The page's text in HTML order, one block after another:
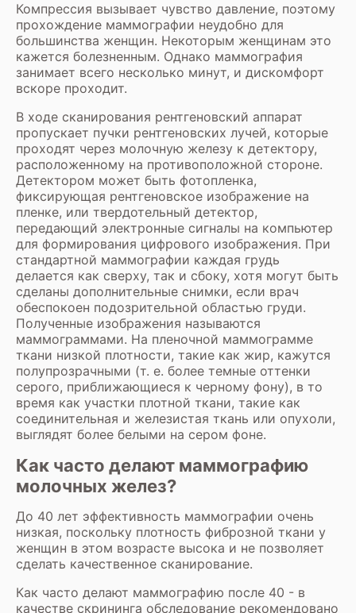
Компрессия вызывает чувство давление, поэтому
прохождение маммографии неудобно для
большинства женщин. Некоторым женщинам это
кажется болезненным. Однако маммография
занимает всего несколько минут, и дискомфорт
вскоре проходит.
В ходе сканирования рентгеновский аппарат
пропускает пучки рентгеновских лучей, которые
проходят через молочную железу к детектору,
расположенному на противоположной стороне.
Детектором может быть фотопленка,
фиксирующая рентгеновское изображение на
пленке, или твердотельный детектор,
передающий электронные сигналы на компьютер
для формирования цифрового изображения. При
стандартной маммографии каждая грудь
делается как сверху, так и сбоку, хотя могут быть
сделаны дополнительные снимки, если врач
обеспокоен подозрительной областью груди.
Полученные изображения называются
маммограммами. На пленочной маммограмме
ткани низкой плотности, такие как жир, кажутся
полупрозрачными (т. е. более темные оттенки
серого, приближающиеся к черному фону), в то
время как участки плотной ткани, такие как
соединительная и железистая ткань или опухоли,
выглядят более белыми на сером фоне.
Как часто делают маммографию
молочных желез?
До 40 лет эффективность маммографии очень
низкая, поскольку плотность фиброзной ткани у
женщин в этом возрасте высока и не позволяет
сделать качественное сканирование.
Как часто делают маммографию после 40 - в
качестве скрининга обследование рекомендовано